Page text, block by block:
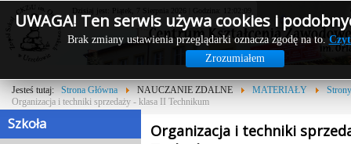
UWAGA! Ten serwis używa cookies i
Brak zmiany ustawienia przeglądarki oznacza zgodę na to.
Zrozumiałem
Dzisiaj jest: Piątek, 7 Sierpnia 2026 | Godzina: 12:02:09
Jesteś tutaj: Strona Główna NAUCZANIE ZDALNE MATERIAŁY
Strony
Organizacja i techniki sprzedaży - klasa II Technikum
Szkoła
Organizacja i techniki